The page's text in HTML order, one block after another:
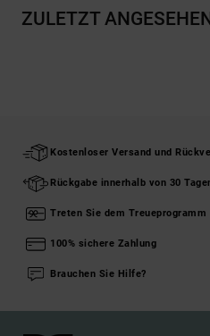
ZULETZT
Kostenloser Versand und
Rückgabe innerhalb von 30
Treten Sie dem Treueprogramm
100% sichere Zahlung
Brauchen Sie Hilfe?